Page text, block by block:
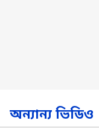
অন্যান্য ভিডিও